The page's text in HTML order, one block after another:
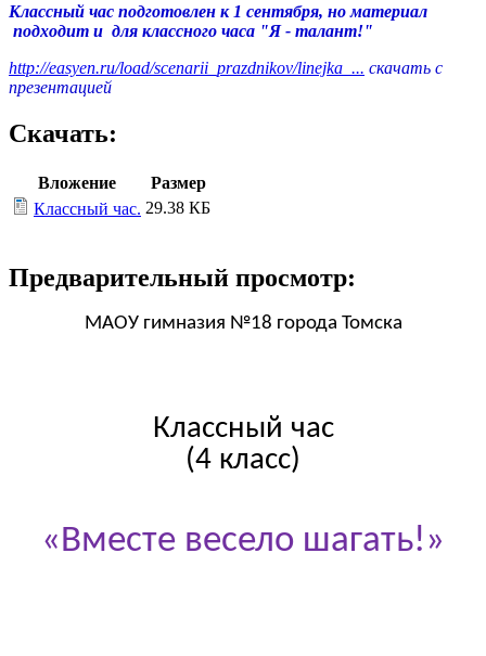
Классный час подготовлен к 1 сентября, но материал
подходит и для классного часа "Я - талант!"
http://easyen.ru/load/scenarii_prazdnikov/linejka_... скачать с
презентацией
Скачать:
Вложение
Размер
Классный час. 29.38 КБ
Предварительный просмотр:
МАОУ гимназия №18 города Томска
Классный час
(4 класс)
«Вместе весело шагать!»